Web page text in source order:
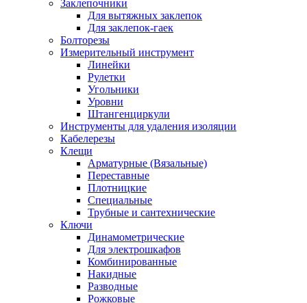
Заклепочники
Для вытяжных заклепок
Для заклепок-гаек
Болторезы
Измерительный инструмент
Линейки
Рулетки
Угольники
Уровни
Штангенциркули
Инструменты для удаления изоляции
Кабелерезы
Клещи
Арматурные (Вязальные)
Переставные
Плотницкие
Специальные
Трубные и сантехнические
Ключи
Динамометрические
Для электрошкафов
Комбинированные
Накидные
Разводные
Рожковые